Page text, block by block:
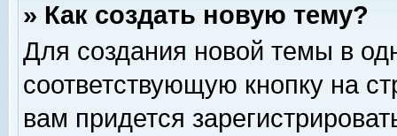
» Как создать новую тему?
Для создания новой темы в
соответствующую кнопку на
вам придется